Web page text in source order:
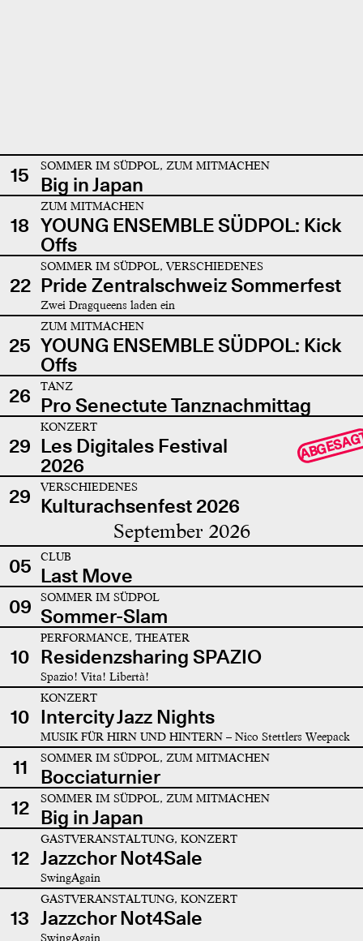
15 SOMMER IM SÜDPOL, ZUM MITMACHEN
Big in Japan
18
ZUM MITMACHEN
YOUNG ENSEMBLE SÜDPOL: Kick
Offs
22
SOMMER IM SÜDPOL, VERSCHIEDENES
Pride Zentralschweiz Sommerfest
Zwei Dragqueens laden ein
25
ZUM MITMACHEN
YOUNG ENSEMBLE SÜDPOL: Kick
Offs
26
TANZ
Pro Senectute Tanznachmittag
29
KONZERT
Les Digitales Festival
2026
29 VERSCHIEDENES
Kulturachsenfest 2026
September 2026
05 CLUB
Last Move
09
SOMMER IM SÜDPOL
Sommer-Slam
10
PERFORMANCE, THEATER
Residenzsharing SPAZIO
Spazio! Vita! Libertà!
10
KONZERT
Intercity Jazz Nights
MUSIK FÜR HIRN UND HINTERN – Nico Stettlers Weepack
11 SOMMER IM SÜDPOL, ZUM MITMACHEN
Bocciaturnier
12
SOMMER IM SÜDPOL, ZUM MITMACHEN
Big in Japan
12
GASTVERANSTALTUNG, KONZERT
Jazzchor Not4Sale
SwingAgain
13
GASTVERANSTALTUNG, KONZERT
Jazzchor Not4Sale
SwingAgain